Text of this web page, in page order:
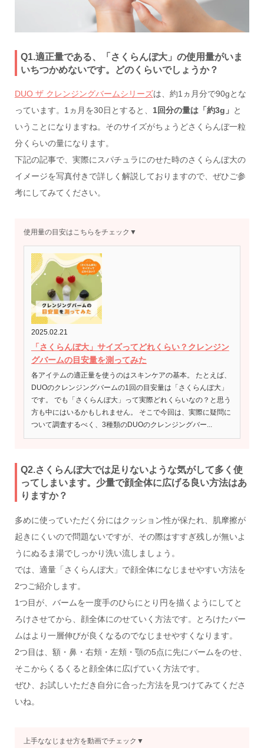
Q1.適正量である、「さくらんぼ大」の使用量がいま
いちつかめないです。どのくらいでしょうか？
DUO ザ クレンジングバームシリーズは、約1ヵ月分で90gとな
っています。1ヵ月を30日とすると、 1回分の量は「約3g」 と
いうことになりますね。そのサイズがちょうどさくらんぼ一粒
分くらいの量になります。
下記の記事で、実際にスパチュラにのせた時のさくらんぼ大の
イメージを写真付きで詳しく解説しておりますので、ぜひご参
考にしてみてください。
使用量の目安はこちらをチェック▼
2025.02.21
「さくらんぼ大」サイズってどれくらい？クレンジン
グバームの目安量を測ってみた
各アイテムの適正量を使うのはスキンケアの基本。 たとえば、
DUOのクレンジングバームの1回の目安量は「さくらんぼ大」
です。 でも「さくらんぼ大」って実際どれくらいなの？と思う
方も中にはいるかもしれません。 そこで今回は、実際に疑問に
ついて調査するべく、3種類のDUOのクレンジングバー...
Q2.さくらんぼ大では足りないような気がして多く使
ってしまいます。少量で顔全体に広げる良い方法はあ
りますか？
多めに使っていただく分にはクッション性が保たれ、肌摩擦が
起きにくいので問題ないですが、その際はすすぎ残しが無いよ
うにぬるま湯でしっかり洗い流しましょう。
では、適量「さくらんぼ大」で顔全体になじませやすい方法を
2つご紹介します。
1つ目が、バームを一度手のひらにとり円を描くようにしてと
ろけさせてから、顔全体にのせていく方法です。とろけたバー
ムはより一層伸びが良くなるのでなじませやすくなります。
2つ目は、額・鼻・右頬・左頬・顎の5点に先にバームをのせ、
そこからくるくると顔全体に広げていく方法です。
ぜひ、お試しいただき自分に合った方法を見つけてみてくださ
いね。
上手ななじませ方を動画でチェック▼